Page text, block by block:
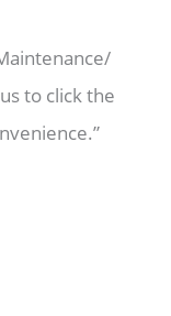
to click the